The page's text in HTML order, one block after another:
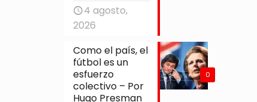
4 agosto,
2026
0
Como el país, el
fútbol es un
esfuerzo
colectivo – Por
Hugo Presman